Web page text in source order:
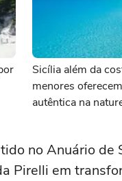
Sicília além da
menores
autêntica na
no Anuário
Pirelli em